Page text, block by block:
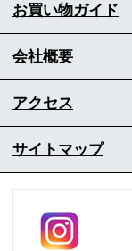
お買い物ガイド
会社概要
アクセス
サイトマップ